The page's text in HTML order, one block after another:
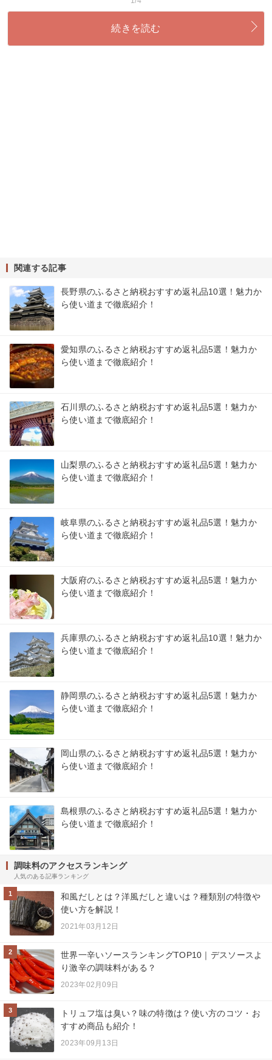
続きを読む
関連する記事
長野県のふるさと納税おすすめ返礼品10選！魅力か
ら使い道まで徹底紹介！
愛知県のふるさと納税おすすめ返礼品5選！魅力か
ら使い道まで徹底紹介！
石川県のふるさと納税おすすめ返礼品5選！魅力か
ら使い道まで徹底紹介！
山梨県のふるさと納税おすすめ返礼品5選！魅力か
ら使い道まで徹底紹介！
岐阜県のふるさと納税おすすめ返礼品5選！魅力か
ら使い道まで徹底紹介！
大阪府のふるさと納税おすすめ返礼品5選！魅力か
ら使い道まで徹底紹介！
兵庫県のふるさと納税おすすめ返礼品10選！魅力か
ら使い道まで徹底紹介！
静岡県のふるさと納税おすすめ返礼品5選！魅力か
ら使い道まで徹底紹介！
岡山県のふるさと納税おすすめ返礼品5選！魅力か
ら使い道まで徹底紹介！
島根県のふるさと納税おすすめ返礼品5選！魅力か
ら使い道まで徹底紹介！
調味料のアクセスランキング
人気のある記事ランキング
1
和風だしとは？洋風だしと違いは？種類別の特徴や
使い方を解説！
2021年03月12日
2
世界一辛いソースランキングTOP10｜デスソースよ
り激辛の調味料がある？
2023年02月09日
3
トリュフ塩は臭い？味の特徴は？使い方のコツ・お
すすめ商品も紹介！
2023年09月13日